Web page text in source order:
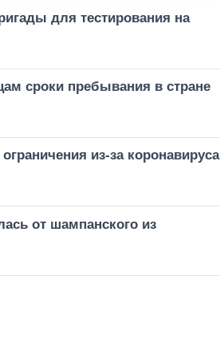
для тестирования на
сроки пребывания в стране
из-за коронавируса
от шампанского из